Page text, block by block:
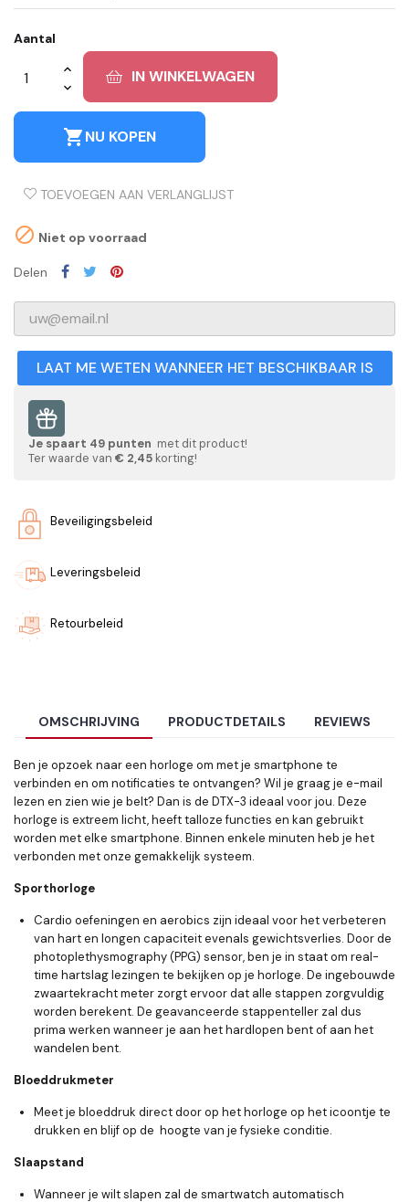
Aantal
IN WINKELWAGEN
shopping_cartNU KOPEN
TOEVOEGEN AAN VERLANGLIJST
 Niet op voorraad
Delen
LAAT ME WETEN WANNEER HET BESCHIKBAAR IS
Je spaart 49 punten met dit product!
Ter waarde van € 2,45 korting!
Beveiligingsbeleid
Leveringsbeleid
Retourbeleid
OMSCHRIJVING PRODUCTDETAILS REVIEWS
Ben je opzoek naar een horloge om met je smartphone te
verbinden en om notificaties te ontvangen? Wil je graag je e-mail
lezen en zien wie je belt? Dan is de DTX-3 ideaal voor jou. Deze
horloge is extreem licht, heeft talloze functies en kan gebruikt
worden met elke smartphone. Binnen enkele minuten heb je het
verbonden met onze gemakkelijk systeem.
Sporthorloge
Cardio oefeningen en aerobics zijn ideaal voor het verbeteren
van hart en longen capaciteit evenals gewichtsverlies. Door de
photoplethysmography (PPG) sensor, ben je in staat om real-
time hartslag lezingen te bekijken op je horloge. De ingebouwde
zwaartekracht meter zorgt ervoor dat alle stappen zorgvuldig
worden berekent. De geavanceerde stappenteller zal dus
prima werken wanneer je aan het hardlopen bent of aan het
wandelen bent.
Bloeddrukmeter
Meet je bloeddruk direct door op het horloge op het icoontje te
drukken en blijf op de hoogte van je fysieke conditie.
Slaapstand
Wanneer je wilt slapen zal de smartwatch automatisch